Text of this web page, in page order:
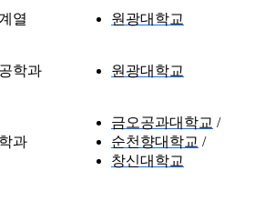
열 원광대학교
학과 원광대학교
과
금오공과대학교
순천향대학교
창신대학교